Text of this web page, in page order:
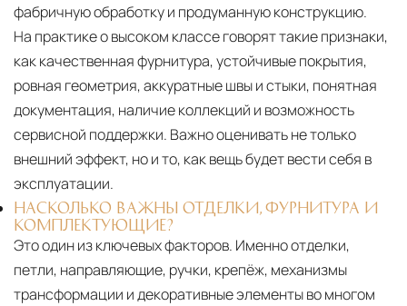
фабричную обработку и продуманную конструкцию.
На практике о высоком классе говорят такие признаки,
как качественная фурнитура, устойчивые покрытия,
ровная геометрия, аккуратные швы и стыки, понятная
документация, наличие коллекций и возможность
сервисной поддержки. Важно оценивать не только
внешний эффект, но и то, как вещь будет вести себя в
эксплуатации.
НАСКОЛЬКО ВАЖНЫ ОТДЕЛКИ, ФУРНИТУРА И
КОМПЛЕКТУЮЩИЕ?
Это один из ключевых факторов. Именно отделки,
петли, направляющие, ручки, крепёж, механизмы
трансформации и декоративные элементы во многом